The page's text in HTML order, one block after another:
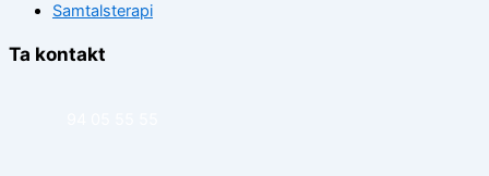
Samtalsterapi
Ta kontakt